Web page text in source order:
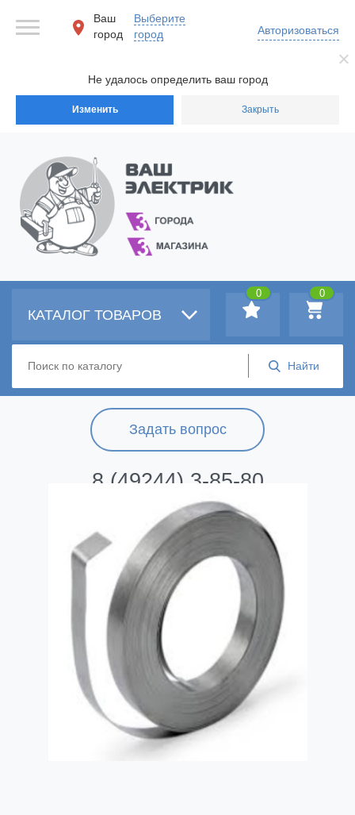
Не удалось определить ваш город
Изменить Закрыть
Ваш
город
Выберите
город
Авторизоваться
Задать вопрос
8 (49244) 3-85-80
КАТАЛОГ ТОВАРОВ
0
0